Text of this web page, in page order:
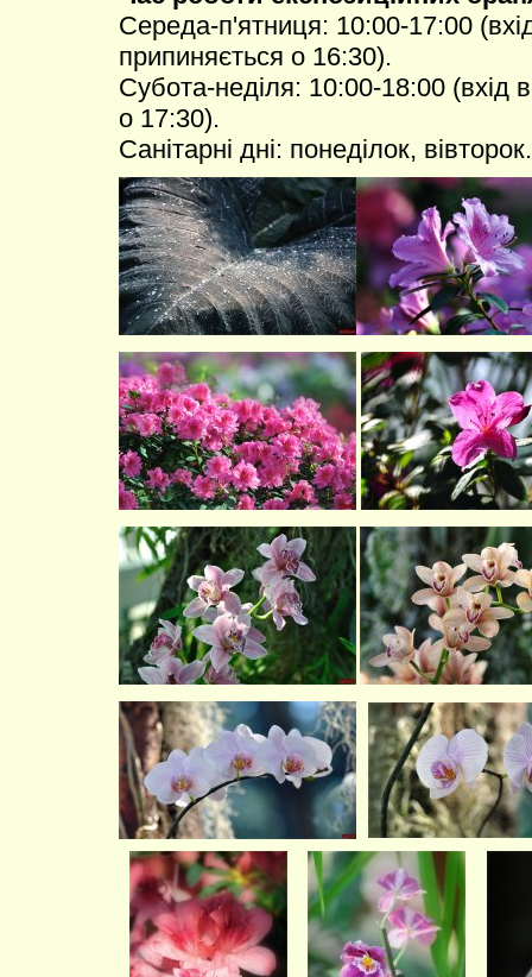
Середа-п'ятниця: 10:00-17:00 (вхід
припиняється о 16:30).
Субота-неділя: 10:00-18:00 (вхід
о 17:30).
Санітарні дні: понеділок, вівторок.